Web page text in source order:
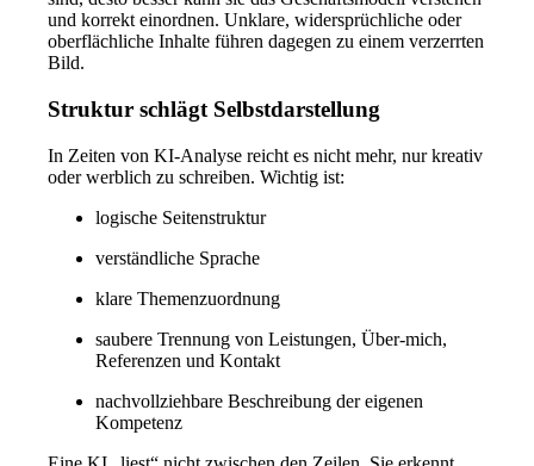
und korrekt einordnen. Unklare, widersprüchliche oder
oberflächliche Inhalte führen dagegen zu einem verzerrten
Bild.
Struktur schlägt Selbstdarstellung
In Zeiten von KI-Analyse reicht es nicht mehr, nur kreativ
oder werblich zu schreiben. Wichtig ist:
logische Seitenstruktur
verständliche Sprache
klare Themenzuordnung
saubere Trennung von Leistungen, Über-mich,
Referenzen und Kontakt
nachvollziehbare Beschreibung der eigenen
Kompetenz